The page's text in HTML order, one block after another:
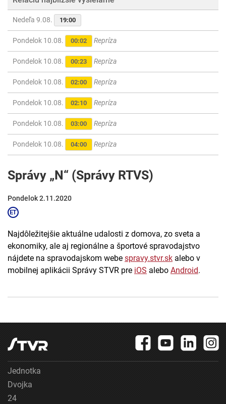
Nedeľa 9.08. 19:00
Pondelok 10.08. 00:02 Repríza
Pondelok 10.08. 00:23 Repríza
Pondelok 10.08. 02:00 Repríza
Pondelok 10.08. 02:10 Repríza
Pondelok 10.08. 03:00 Repríza
Pondelok 10.08. 04:00 Repríza
Správy „N“ (Správy RTVS)
Pondelok 2.11.2020
Najdôležitejšie aktuálne udalosti z domova, zo sveta a
ekonomiky, ale aj regionálne a športové spravodajstvo
nájdete na spravodajskom webe spravy.stvr.sk alebo v
mobilnej aplikácii Správy STVR pre iOS alebo Android.
Jednotka
Dvojka
24